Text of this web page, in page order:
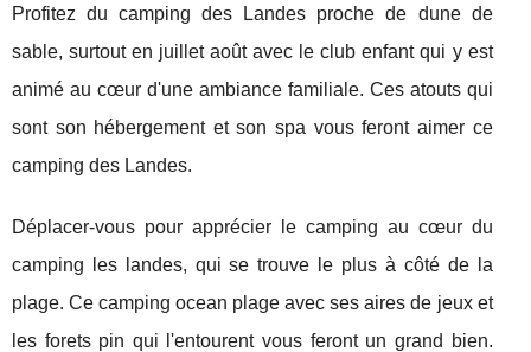
Profitez du camping des Landes proche de dune de
sable, surtout en juillet août avec le club enfant qui y est
animé au cœur d'une ambiance familiale. Ces atouts qui
sont son hébergement et son spa vous feront aimer ce
camping des Landes.
Déplacer-vous pour apprécier le camping au cœur du
camping les landes, qui se trouve le plus à côté de la
plage. Ce camping ocean plage avec ses aires de jeux et
les forets pin qui l'entourent vous feront un grand bien.